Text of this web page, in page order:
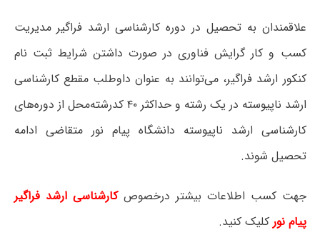
علاقمندان به تحصیل در دوره کارشناسی ارشد فراگیر مدیریت
کسب و کار گرایش فناوری در صورت داشتن شرایط ثبت نام
کنکور ارشد فراگیر، می‌توانند به عنوان داوطلب مقطع کارشناسی
ارشد ناپیوسته در یک رشته و حداکثر ۴۰ کدرشته‌محل از دوره‌های
کارشناسی ارشد ناپیوسته دانشگاه پیام نور متقاضی ادامه
تحصیل شوند.
جهت کسب اطلاعات بیشتر درخصوص کارشناسی ارشد فراگیر
پیام نورکلیک کنید.